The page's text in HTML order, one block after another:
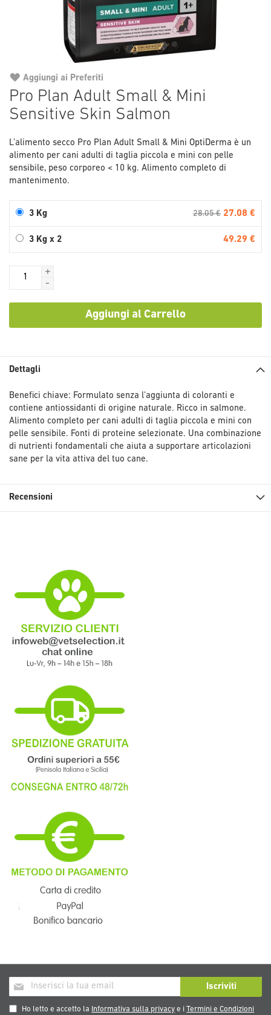
Pro Plan Adult Small & Mini
Sensitive Skin Salmon
L’alimento secco Pro Plan Adult Small & Mini OptiDerma è un
alimento per cani adulti di taglia piccola e mini con pelle
sensibile, peso corporeo < 10 kg. Alimento completo di
mantenimento.
3 Kg 28.05 € 27.08 €
3 Kg x 2 49.29 €
+
-
Aggiungi al Carrello
Aggiungi ai Preferiti
all'inizio
della
immagini
Dettagli
Benefici chiave: Formulato senza l'aggiunta di coloranti e
contiene antiossidanti di origine naturale. Ricco in salmone.
Alimento completo per cani adulti di taglia piccola e mini con
pelle sensibile. Fonti di proteine selezionate. Una combinazione
di nutrienti fondamentali che aiuta a supportare articolazioni
sane per la vita attiva del tuo cane.
Recensioni
Iscriviti
alla
nostra
Iscriviti
Ho letto e accetto la Informativa sulla privacy e iTermini e Condizioni